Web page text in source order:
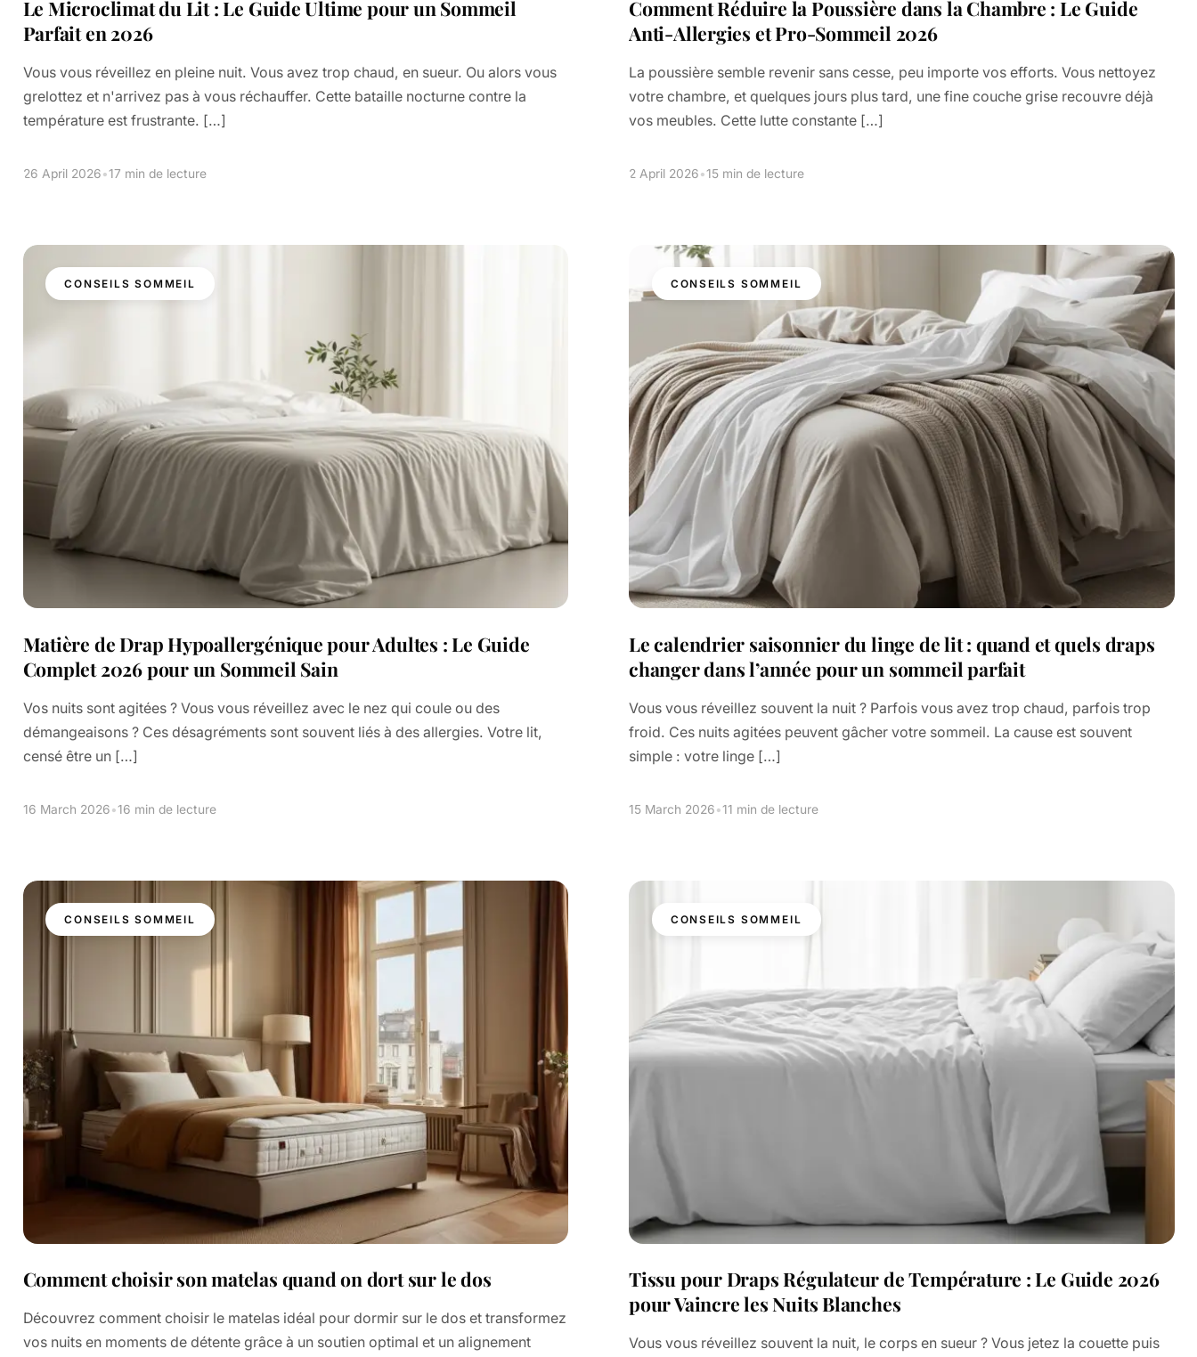
Le Microclimat du Lit : Le Guide Ultime pour un Sommeil
Parfait en 2026
Vous vous réveillez en pleine nuit. Vous avez trop chaud, en sueur. Ou alors vous
grelottez et n'arrivez pas à vous réchauffer. Cette bataille nocturne contre la
température est frustrante. […]
26 April 2026•17 min de lecture
Comment Réduire la Poussière dans la Chambre : Le Guide
Anti-Allergies et Pro-Sommeil 2026
La poussière semble revenir sans cesse, peu importe vos efforts. Vous nettoyez
votre chambre, et quelques jours plus tard, une fine couche grise recouvre déjà
vos meubles. Cette lutte constante […]
2 April 2026•15 min de lecture
CONSEILS SOMMEIL
Matière de Drap Hypoallergénique pour Adultes : Le Guide
Complet 2026 pour un Sommeil Sain
Vos nuits sont agitées ? Vous vous réveillez avec le nez qui coule ou des
démangeaisons ? Ces désagréments sont souvent liés à des allergies. Votre lit,
censé être un […]
16 March 2026•16 min de lecture
CONSEILS SOMMEIL
Le calendrier saisonnier du linge de lit : quand et quels draps
changer dans l’année pour un sommeil parfait
Vous vous réveillez souvent la nuit ? Parfois vous avez trop chaud, parfois trop
froid. Ces nuits agitées peuvent gâcher votre sommeil. La cause est souvent
simple : votre linge […]
15 March 2026•11 min de lecture
CONSEILS SOMMEIL
Comment choisir son matelas quand on dort sur le dos
Découvrez comment choisir le matelas idéal pour dormir sur le dos et transformez
vos nuits en moments de détente grâce à un soutien optimal et un alignement
CONSEILS SOMMEIL
Tissu pour Draps Régulateur de Température : Le Guide 2026
pour Vaincre les Nuits Blanches
Vous vous réveillez souvent la nuit, le corps en sueur ? Vous jetez la couette puis